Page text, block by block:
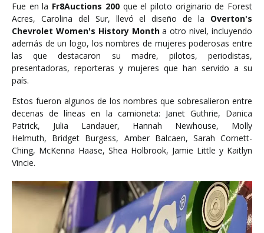
Fue en la Fr8Auctions 200 que el piloto originario de Forest
Acres, Carolina del Sur, llevó el diseño de la Overton's
Chevrolet Women's History Montha otro nivel, incluyendo
además de un logo, los nombres de mujeres poderosas entre
las que destacaron su madre, pilotos, periodistas,
presentadoras, reporteras y mujeres que han servido a su
país.
Estos fueron algunos de los nombres que sobresalieron entre
decenas de líneas en la camioneta: Janet Guthrie, Danica
Patrick, Julia Landauer, Hannah Newhouse, Molly
Helmuth, Bridget Burgess, Amber Balcaen, Sarah Cornett-
Ching, McKenna Haase, Shea Holbrook, Jamie Little y Kaitlyn
Vincie.